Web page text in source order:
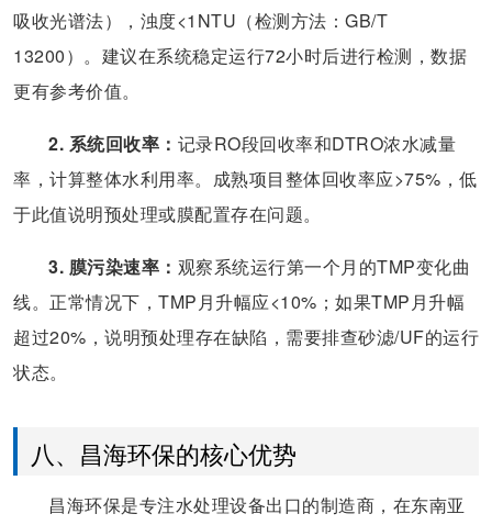
吸收光谱法），浊度<1NTU（检测方法：GB/T
13200）。建议在系统稳定运行72小时后进行检测，数据
更有参考价值。
2. 系统回收率： 记录RO段回收率和DTRO浓水减量
率，计算整体水利用率。成熟项目整体回收率应>75%，低
于此值说明预处理或膜配置存在问题。
3. 膜污染速率： 观察系统运行第一个月的TMP变化曲
线。正常情况下，TMP月升幅应<10%；如果TMP月升幅
超过20%，说明预处理存在缺陷，需要排查砂滤/UF的运行
状态。
八、昌海环保的核心优势
昌海环保是专注水处理设备出口的制造商，在东南亚